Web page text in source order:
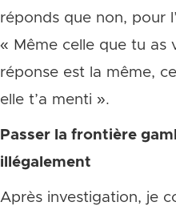
réponds que non, pour
« Même celle que tu as
réponse est la même,
elle t’a menti ».
Passer la frontière
illégalement
Après investigation, je